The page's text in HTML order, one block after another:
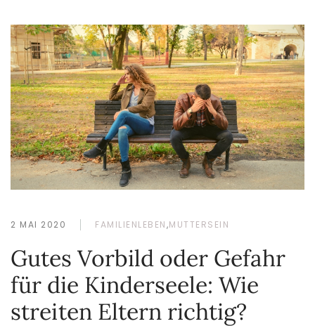
2 MAI 2020 FAMILIENLEBEN,MUTTERSEIN
Gutes Vorbild oder Gefahr
für die Kinderseele: Wie
streiten Eltern richtig?